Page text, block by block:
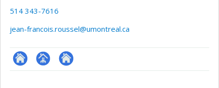
514 343-7616
jean-francois.roussel@umontreal.ca
ResearchGate
Page Autre